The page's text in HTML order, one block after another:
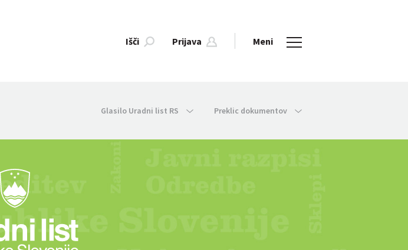
Išči Prijava Meni
Glasilo Uradni list RS Preklic dokumentov